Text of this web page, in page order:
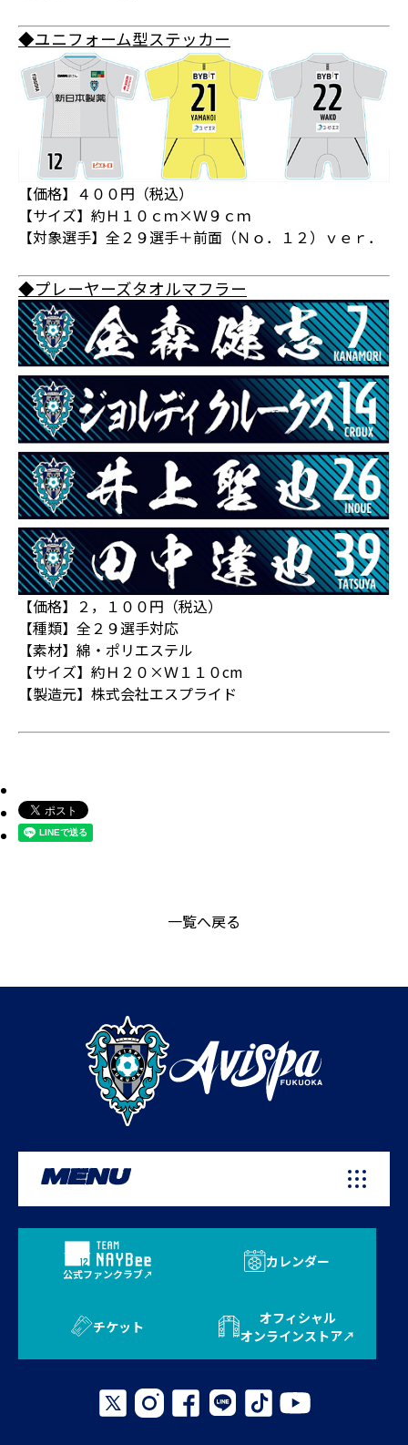
◆ユニフォーム型ステッカー
【価格】４００円（税込）
【サイズ】約Ｈ１０ｃｍ×Ｗ９ｃｍ
【対象選手】全２９選手＋前面（Ｎｏ．１２）ｖｅｒ．
◆プレーヤーズタオルマフラー
【価格】２，１００円（税込）
【種類】全２９選手対応
【素材】綿・ポリエステル
【サイズ】約Ｈ２０×Ｗ１１０cm
【製造元】株式会社エスプライド
一覧へ戻る
MENU
公式ファンクラブ
カレンダー
チケット
オフィシャル
オンラインストア